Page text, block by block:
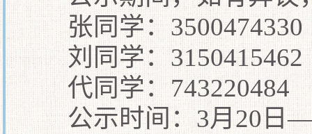
张同学：3500474330
刘同学：3150415462
代同学：743220484
公示时间：3月20日